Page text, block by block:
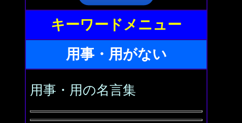
キーワードメニュー
用事・用がない
用事・用の名言集